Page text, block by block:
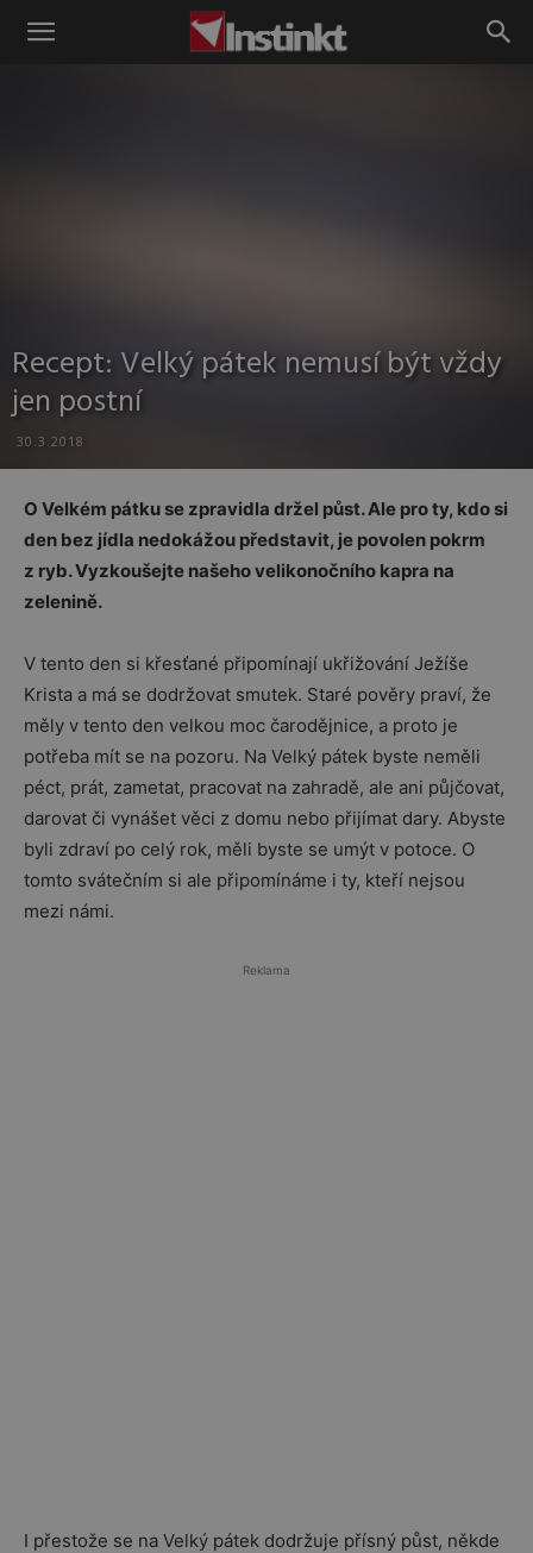
Instinkt
Recept: Velký pátek nemusí být vždy
jen postní
30.3.2018
O Velkém pátku se zpravidla držel půst. Ale pro ty, kdo si
den bez jídla nedokážou představit, je povolen pokrm
z ryb. Vyzkoušejte našeho velikonočního kapra na
zelenině.
V tento den si křesťané připomínají ukřižování Ježíše
Krista a má se dodržovat smutek. Staré pověry praví, že
měly v tento den velkou moc čarodějnice, a proto je
potřeba mít se na pozoru. Na Velký pátek byste neměli
péct, prát, zametat, pracovat na zahradě, ale ani půjčovat,
darovat či vynášet věci z domu nebo přijímat dary. Abyste
byli zdraví po celý rok, měli byste se umýt v potoce. O
tomto svátečním si ale připomínáme i ty, kteří nejsou
mezi námi.
Reklama
I přestože se na Velký pátek dodržuje přísný půst, někde